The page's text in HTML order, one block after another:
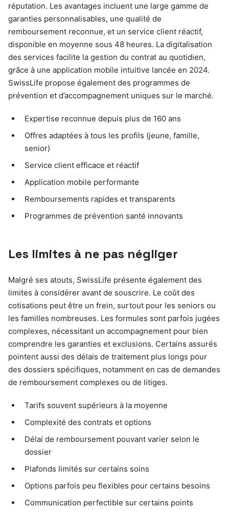
réputation. Les avantages incluent une large gamme de
garanties personnalisables, une qualité de
remboursement reconnue, et un service client réactif,
disponible en moyenne sous 48 heures. La digitalisation
des services facilite la gestion du contrat au quotidien,
grâce à une application mobile intuitive lancée en 2024.
SwissLife propose également des programmes de
prévention et d’accompagnement uniques sur le marché.
Expertise reconnue depuis plus de 160 ans
Offres adaptées à tous les profils (jeune, famille,
senior)
Service client efficace et réactif
Application mobile performante
Remboursements rapides et transparents
Programmes de prévention santé innovants
Les limites à ne pas négliger
Malgré ses atouts, SwissLife présente également des
limites à considérer avant de souscrire. Le coût des
cotisations peut être un frein, surtout pour les seniors ou
les familles nombreuses. Les formules sont parfois jugées
complexes, nécessitant un accompagnement pour bien
comprendre les garanties et exclusions. Certains assurés
pointent aussi des délais de traitement plus longs pour
des dossiers spécifiques, notamment en cas de demandes
de remboursement complexes ou de litiges.
Tarifs souvent supérieurs à la moyenne
Complexité des contrats et options
Délai de remboursement pouvant varier selon le
dossier
Plafonds limités sur certains soins
Options parfois peu flexibles pour certains besoins
Communication perfectible sur certains points